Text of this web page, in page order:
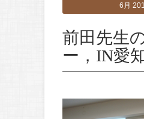
6月
前田先生
ー，IN愛